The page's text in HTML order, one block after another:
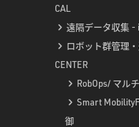
CAL
遠隔データ収集 -
ロボット群管理・
CENTER
RobOps/ マル
Smart
御